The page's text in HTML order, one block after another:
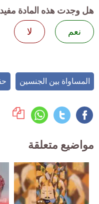
هل وجدت هذه المادة
نعم
لا
المساواة بين الجنسين
مواضيع متعلقة